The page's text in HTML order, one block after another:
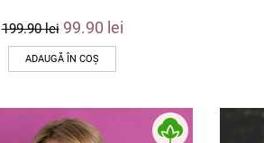
199.90lei 99.90 lei
ADAUGĂ ÎN COȘ